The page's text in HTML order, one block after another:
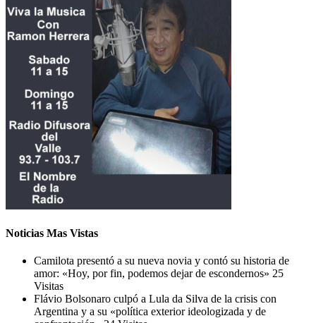
Noticias Mas Vistas
Camilota presentó a su nueva novia y contó su historia de
amor: «Hoy, por fin, podemos dejar de escondernos» 25
Visitas
Flávio Bolsonaro culpó a Lula da Silva de la crisis con
Argentina y a su «política exterior ideologizada y de